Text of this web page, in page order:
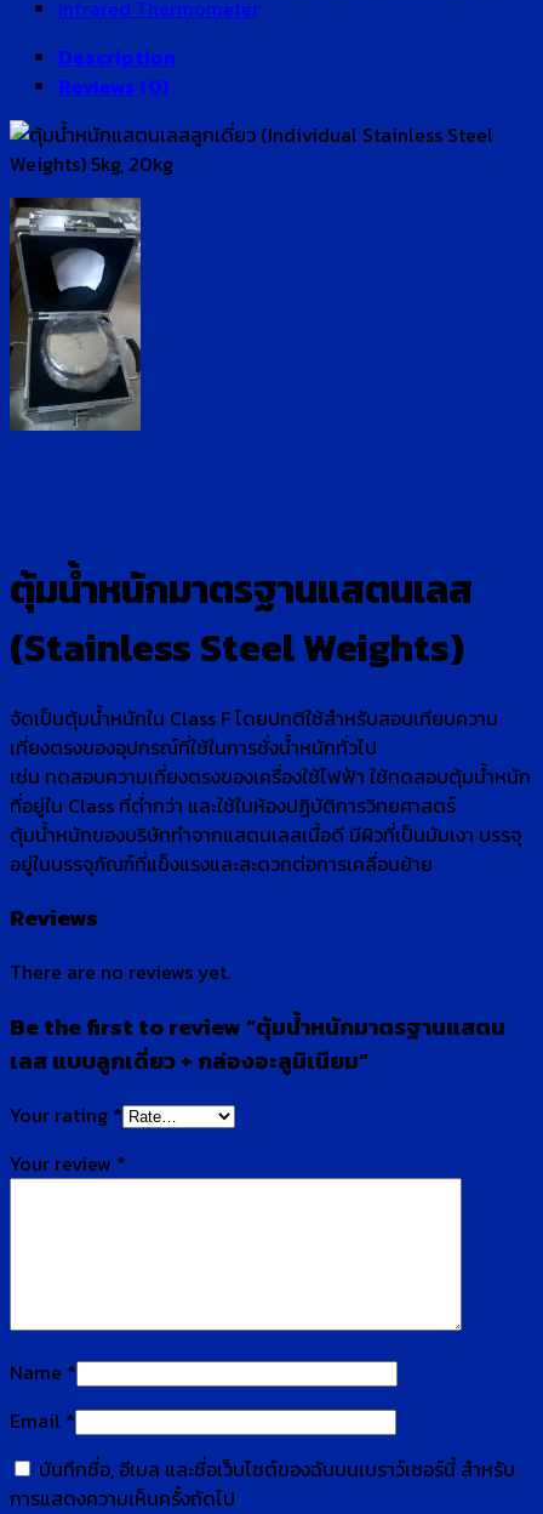
Description
Reviews (0)
ตุ้มน้ำหนักมาตรฐานแสตนเลส
(Stainless Steel Weights)
จัดเป็นตุ้มน้ำหนักใน Class F โดยปกติใช้สำหรับสอบเทียบความ
เที่ยงตรงของอุปกรณ์ที่ใช้ในการชั่งน้ำหนักทั่วไป
เช่น ทดสอบความเที่ยงตรงของเครื่องใช้ไฟฟ้า ใช้ทดสอบตุ้มน้ำหนัก
ที่อยู่ใน Class ที่ต่ำกว่า และใช้ในห้องปฏิบัติการวิทยศาสตร์
ตุ้มน้ำหนักของบริษัททำจากแสตนเลสเนื้อดี มีผิวที่เป็นมัมเงา บรรจุ
อยู่ในบรรจุภัณฑ์ที่แข็งแรงและสะดวกต่อการเคลื่อนย้าย
Reviews
There are no reviews yet.
Be the first to review “ตุ้มน้ำหนักมาตรฐานแสตน
เลส แบบลูกเดี่ยว + กล่องอะลูมิเนียม”
Your rating *
Your review *
Name *
Email *
บันทึกชื่อ, อีเมล และชื่อเว็บไซต์ของฉันบนเบราว์เซอร์นี้ สำหรับ
การแสดงความเห็นครั้งถัดไป